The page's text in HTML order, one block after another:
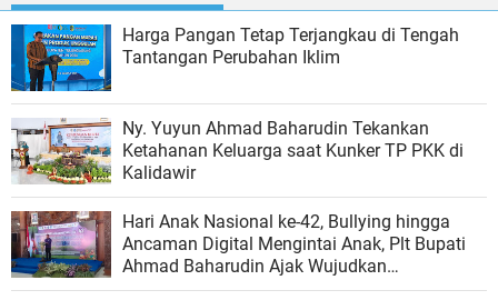
Harga Pangan Tetap Terjangkau di Tengah
Tantangan Perubahan Iklim
Ny. Yuyun Ahmad Baharudin Tekankan
Ketahanan Keluarga saat Kunker TP PKK di
Kalidawir
Hari Anak Nasional ke-42, Bullying hingga
Ancaman Digital Mengintai Anak, Plt Bupati
Ahmad Baharudin Ajak Wujudkan
Tulungagung Ramah Anak